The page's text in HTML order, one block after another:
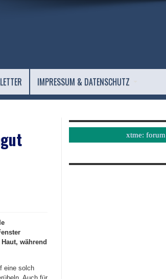
IMPRESSUM & DATENSCHUTZ
während
eine solch
xtme: forum